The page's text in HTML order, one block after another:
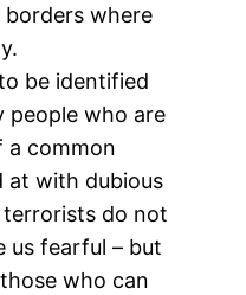
borders where
be identified
people who are
a common
at with dubious
terrorists do not
us fearful – but
who can